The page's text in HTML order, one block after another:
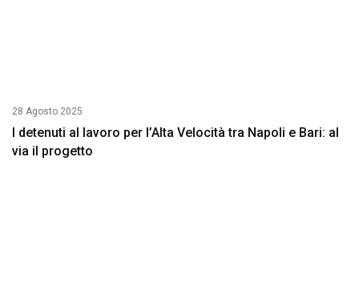
28 Agosto 2025
I detenuti al lavoro per l’Alta Velocità tra Napoli e Bari: al
via il progetto